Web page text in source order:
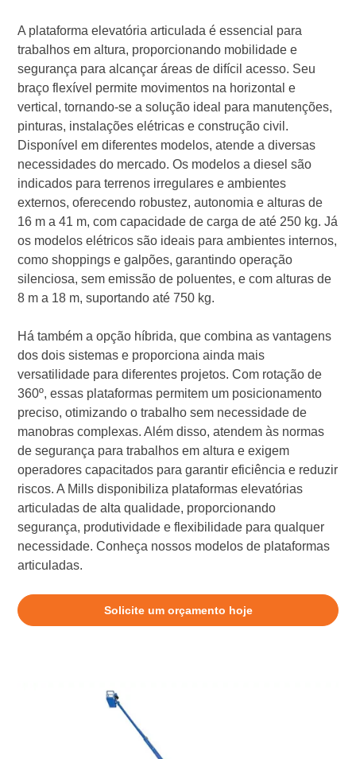
A plataforma elevatória articulada é essencial para
trabalhos em altura, proporcionando mobilidade e
segurança para alcançar áreas de difícil acesso. Seu
braço flexível permite movimentos na horizontal e
vertical, tornando-se a solução ideal para manutenções,
pinturas, instalações elétricas e construção civil.
Disponível em diferentes modelos, atende a diversas
necessidades do mercado. Os modelos a diesel são
indicados para terrenos irregulares e ambientes
externos, oferecendo robustez, autonomia e alturas de
16 m a 41 m, com capacidade de carga de até 250 kg. Já
os modelos elétricos são ideais para ambientes internos,
como shoppings e galpões, garantindo operação
silenciosa, sem emissão de poluentes, e com alturas de
8 m a 18 m, suportando até 750 kg.
Há também a opção híbrida, que combina as vantagens
dos dois sistemas e proporciona ainda mais
versatilidade para diferentes projetos. Com rotação de
360º, essas plataformas permitem um posicionamento
preciso, otimizando o trabalho sem necessidade de
manobras complexas. Além disso, atendem às normas
de segurança para trabalhos em altura e exigem
operadores capacitados para garantir eficiência e reduzir
riscos. A Mills disponibiliza plataformas elevatórias
articuladas de alta qualidade, proporcionando
segurança, produtividade e flexibilidade para qualquer
necessidade. Conheça nossos modelos de plataformas
articuladas.
Solicite um orçamento hoje